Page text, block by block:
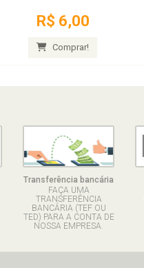
R$ 6,00
Comprar!
Transferência bancária
FAÇA UMA
TRANSFERÊNCIA
BANCÁRIA (TEF OU
TED) PARA A CONTA DE
NOSSA EMPRESA.